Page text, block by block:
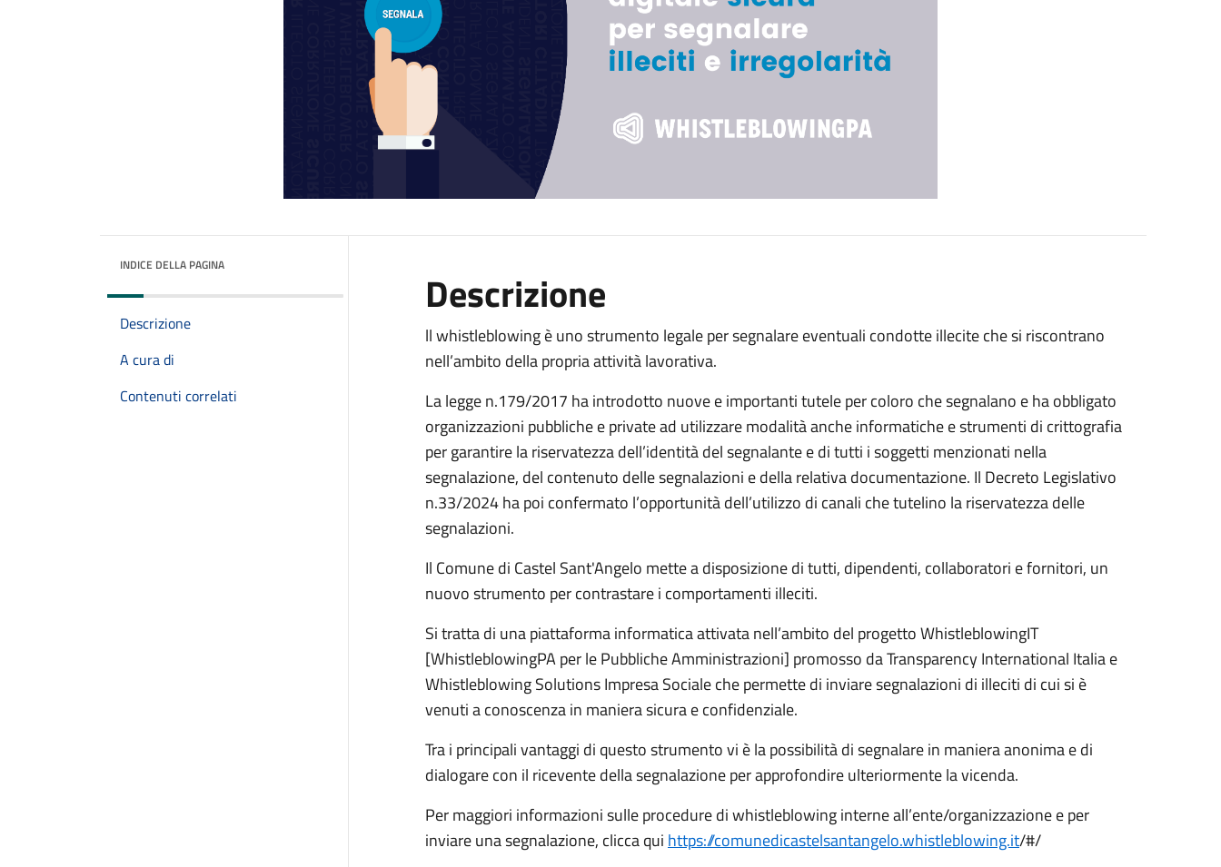
INDICE DELLA PAGINA
Descrizione
A cura di
Contenuti correlati
Descrizione
ll whistleblowing è uno strumento legale per segnalare eventuali condotte illecite che si riscontrano
nell’ambito della propria attività lavorativa.
La legge n.179/2017 ha introdotto nuove e importanti tutele per coloro che segnalano e ha obbligato
organizzazioni pubbliche e private ad utilizzare modalità anche informatiche e strumenti di crittografia
per garantire la riservatezza dell’identità del segnalante e di tutti i soggetti menzionati nella
segnalazione, del contenuto delle segnalazioni e della relativa documentazione. Il Decreto Legislativo
n.33/2024 ha poi confermato l’opportunità dell’utilizzo di canali che tutelino la riservatezza delle
segnalazioni.
Il Comune di Castel Sant'Angelo mette a disposizione di tutti, dipendenti, collaboratori e fornitori, un
nuovo strumento per contrastare i comportamenti illeciti.
Si tratta di una piattaforma informatica attivata nell’ambito del progetto WhistleblowingIT
[WhistleblowingPA per le Pubbliche Amministrazioni] promosso da Transparency International Italia e
Whistleblowing Solutions Impresa Sociale che permette di inviare segnalazioni di illeciti di cui si è
venuti a conoscenza in maniera sicura e confidenziale.
Tra i principali vantaggi di questo strumento vi è la possibilità di segnalare in maniera anonima e di
dialogare con il ricevente della segnalazione per approfondire ulteriormente la vicenda.
Per maggiori informazioni sulle procedure di whistleblowing interne all’ente/organizzazione e per
inviare una segnalazione, clicca qui https://comunedicastelsantangelo.whistleblowing.it/#/